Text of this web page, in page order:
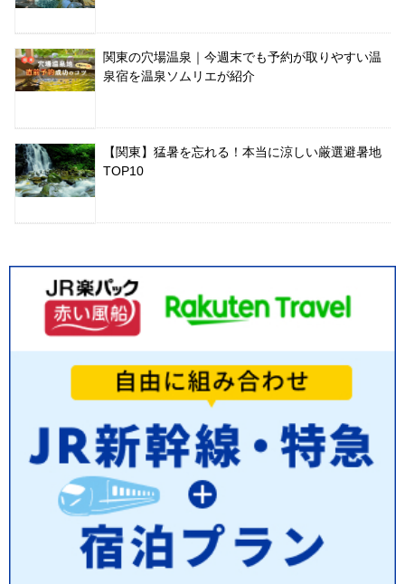
関東の穴場温泉｜今週末でも予約が取りやすい温
泉宿を温泉ソムリエが紹介
【関東】猛暑を忘れる！本当に涼しい厳選避暑地
TOP10